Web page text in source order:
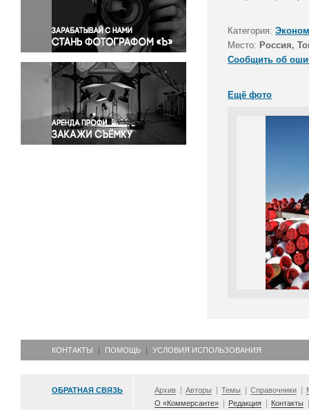
Правосудие
Происшествия и конфликты
Религия
Светская жизнь
Спорт
Экология
Экономика и бизнес
Категория:
Место: Россия,
Сообщить об
Ещё фото
КОНТАКТЫ ПОМОЩЬ УСЛОВИЯ ИСПОЛЬЗОВАНИЯ
ОБРАТНАЯ СВЯЗЬ Архив Авторы Темы Справочники
О «Коммерсанте»
Редакция Контакты